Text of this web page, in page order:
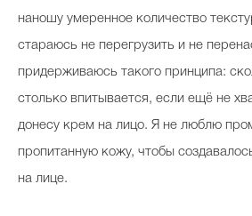
наношу умеренное количество
стараюсь не перегрузить и не
придерживаюсь такого принципа:
столько впитывается, если ещё не
донесу крем на лицо. Я не люблю
пропитанную кожу, чтобы
на лице.